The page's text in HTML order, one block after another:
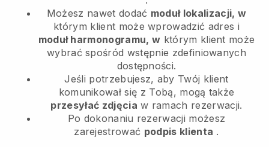
Możesz nawet dodać moduł lokalizacji, w
którym klient może wprowadzić adres i
moduł harmonogramu, w którym klient może
wybrać spośród wstępnie zdefiniowanych
dostępności.
Jeśli potrzebujesz, aby Twój klient
komunikował się z Tobą, mogą także
przesyłać zdjęcia w ramach rezerwacji.
Po dokonaniu rezerwacji możesz
zarejestrować podpis klienta .